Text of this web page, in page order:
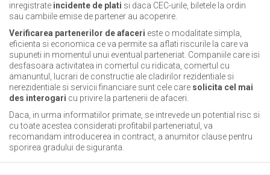
inregistrate incidente de plati si daca CEC-urile, biletele la ordin
sau cambiile emise de partener au acoperire.
Verificarea partenerilor de afaceri este o modalitate simpla,
eficienta si economica ce va permite sa aflati riscurile la care va
supuneti in momentul unui eventual parteneriat. Companiile care isi
desfasoara activitatea in comertul cu ridicata, comertul cu
amanuntul, lucrari de constructie ale cladirilor rezidentiale si
nerezidentiale si servicii financiare sunt cele care solicita cel mai
des interogari cu privire la partenerii de afaceri.
Daca, in urma informatiilor primate, se intrevede un potential risc si
cu toate acestea considerati profitabil parteneriatul, va
recomandam introducerea in contract, a anumitor clause pentru
sporirea gradului de siguranta.